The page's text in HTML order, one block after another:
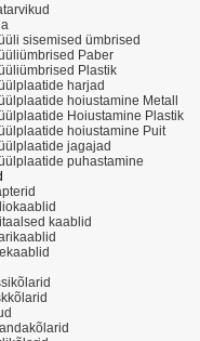
sisemised ümbrised
Paber
Plastik
harjad
hoiustamine Metall
Hoiustamine Plastik
hoiustamine Puit
jagajad
puhastamine
kaablid